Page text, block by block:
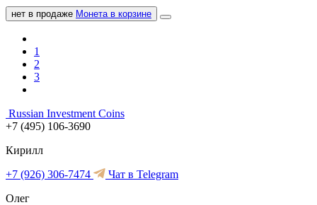
нет в продаже Монета в корзине
1
2
3
Russian Investment Coins
+7 (495) 106-3690
Кирилл
+7 (926) 306-7474
Чат в Telegram
Олег